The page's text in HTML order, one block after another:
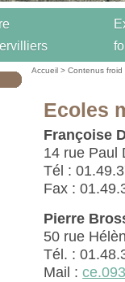
Accueil >Contenus froid
Ecoles
Françoise
14 rue Paul
Tél :
Fax :
Pierre
50 rue
Tél. :
Mail :